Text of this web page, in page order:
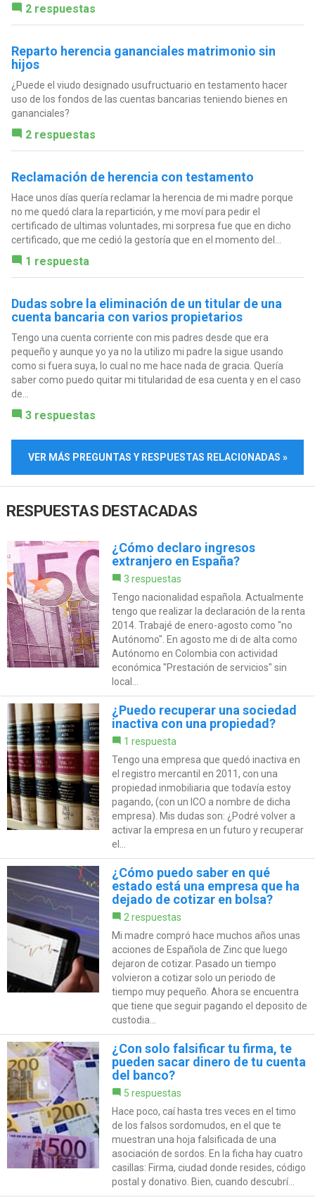
2 respuestas
Reparto herencia gananciales matrimonio sin
hijos
¿Puede el viudo designado usufructuario en testamento hacer
uso de los fondos de las cuentas bancarias teniendo bienes en
gananciales?
2 respuestas
Reclamación de herencia con testamento
Hace unos días quería reclamar la herencia de mi madre porque
no me quedó clara la repartición, y me moví para pedir el
certificado de ultimas voluntades, mi sorpresa fue que en dicho
certificado, que me cedió la gestoría que en el momento del...
1 respuesta
Dudas sobre la eliminación de un titular de una
cuenta bancaria con varios propietarios
Tengo una cuenta corriente con mis padres desde que era
pequeño y aunque yo ya no la utilizo mi padre la sigue usando
como si fuera suya, lo cual no me hace nada de gracia. Quería
saber como puedo quitar mi titularidad de esa cuenta y en el caso
de...
3 respuestas
VER MÁS PREGUNTAS Y RESPUESTAS RELACIONADAS »
RESPUESTAS DESTACADAS
¿Cómo declaro ingresos
extranjero en España?
3 respuestas
Tengo nacionalidad española. Actualmente
tengo que realizar la declaración de la renta
2014. Trabajé de enero-agosto como "no
Autónomo". En agosto me di de alta como
Autónomo en Colombia con actividad
económica "Prestación de servicios" sin
local...
¿Puedo recuperar una sociedad
inactiva con una propiedad?
1 respuesta
Tengo una empresa que quedó inactiva en
el registro mercantil en 2011, con una
propiedad inmobiliaria que todavía estoy
pagando, (con un ICO a nombre de dicha
empresa). Mis dudas son: ¿Podré volver a
activar la empresa en un futuro y recuperar
el...
¿Cómo puedo saber en qué
estado está una empresa que ha
dejado de cotizar en bolsa?
2 respuestas
Mi madre compró hace muchos años unas
acciones de Española de Zinc que luego
dejaron de cotizar. Pasado un tiempo
volvieron a cotizar solo un periodo de
tiempo muy pequeño. Ahora se encuentra
que tiene que seguir pagando el deposito de
custodia...
¿Con solo falsificar tu firma, te
pueden sacar dinero de tu cuenta
del banco?
5 respuestas
Hace poco, caí hasta tres veces en el timo
de los falsos sordomudos, en el que te
muestran una hoja falsificada de una
asociación de sordos. En la ficha hay cuatro
casillas: Firma, ciudad donde resides, código
postal y donativo. Bien, cuando descubrí...